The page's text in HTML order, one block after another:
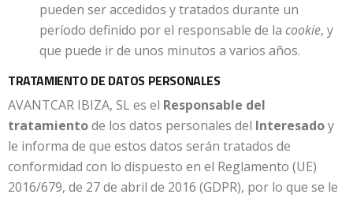
pueden ser accedidos y tratados durante un
período definido por el responsable de la cookie, y
que puede ir de unos minutos a varios años.
TRATAMIENTO DE DATOS PERSONALES
AVANTCAR IBIZA, SL es el Responsable del
tratamientode los datos personales del Interesadoy
le informa de que estos datos serán tratados de
conformidad con lo dispuesto en el Reglamento (UE)
2016/679, de 27 de abril de 2016 (GDPR), por lo que se le